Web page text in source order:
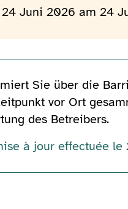
24 Juni 2026 am 24
Sie über die
vor Ort
des Betreibers.
à jour effectuée